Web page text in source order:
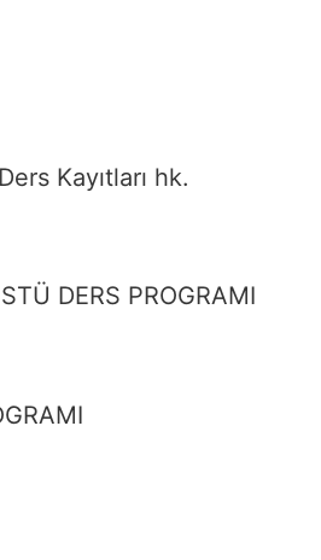
Kayıtları hk.
DERS PROGRAMI